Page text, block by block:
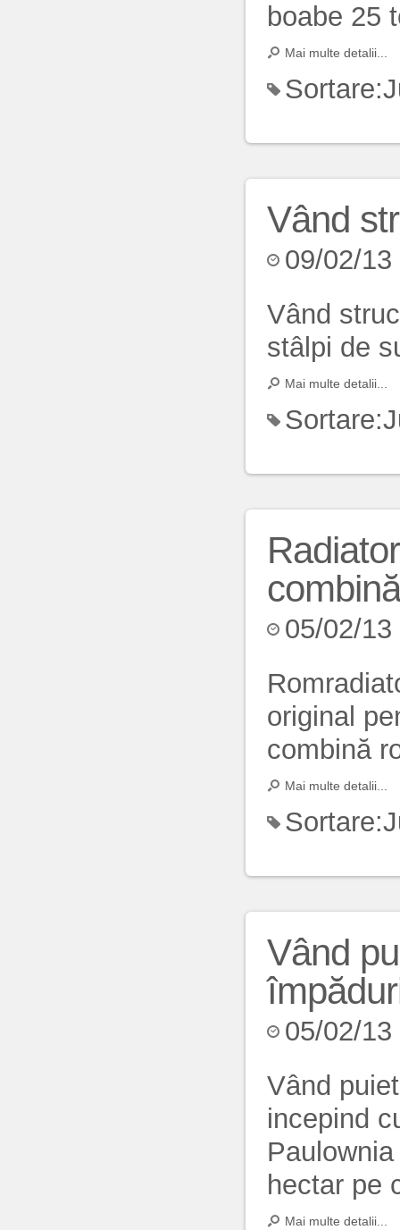
boabe 25
Mai multe detalii...
Sortare:
Vând
09/02/13
Vând
stâlpi de
Mai multe detalii...
Sortare:
combină
05/02/13
original
combină
Mai multe detalii...
Sortare:
Vând
05/02/13
Vând
incepind
hectar pe
Mai multe detalii...